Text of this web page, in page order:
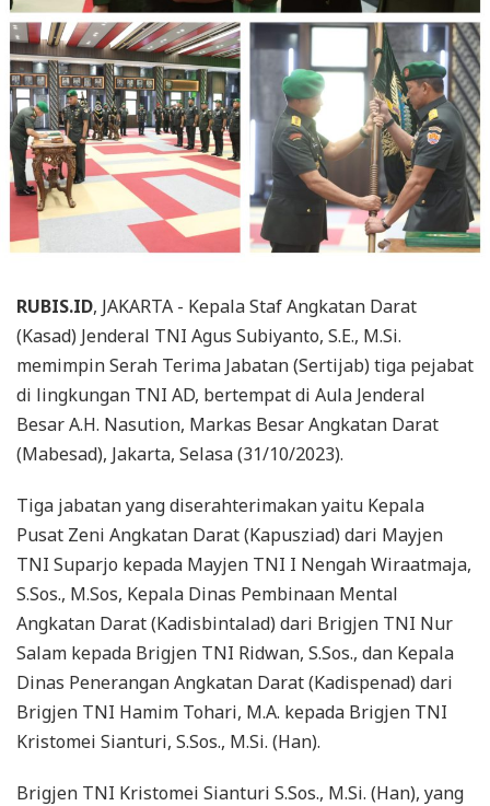
RUBIS.ID, JAKARTA - Kepala Staf Angkatan Darat
(Kasad) Jenderal TNI Agus Subiyanto, S.E., M.Si.
memimpin Serah Terima Jabatan (Sertijab) tiga pejabat
di lingkungan TNI AD, bertempat di Aula Jenderal
Besar A.H. Nasution, Markas Besar Angkatan Darat
(Mabesad), Jakarta, Selasa (31/10/2023).
Tiga jabatan yang diserahterimakan yaitu Kepala
Pusat Zeni Angkatan Darat (Kapusziad) dari Mayjen
TNI Suparjo kepada Mayjen TNI I Nengah Wiraatmaja,
S.Sos., M.Sos, Kepala Dinas Pembinaan Mental
Angkatan Darat (Kadisbintalad) dari Brigjen TNI Nur
Salam kepada Brigjen TNI Ridwan, S.Sos., dan Kepala
Dinas Penerangan Angkatan Darat (Kadispenad) dari
Brigjen TNI Hamim Tohari, M.A. kepada Brigjen TNI
Kristomei Sianturi, S.Sos., M.Si. (Han).
Brigjen TNI Kristomei Sianturi S.Sos., M.Si. (Han), yang